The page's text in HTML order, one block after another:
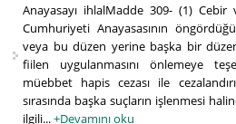
Anayasayı ihlalMadde 309- (1)
Cumhuriyeti Anayasasının
veya bu düzen yerine başka bir
fiilen uygulanmasını önlemeye
müebbet hapis cezası ile
sırasında başka suçların işlenmesi
ilgili...+Devamını oku